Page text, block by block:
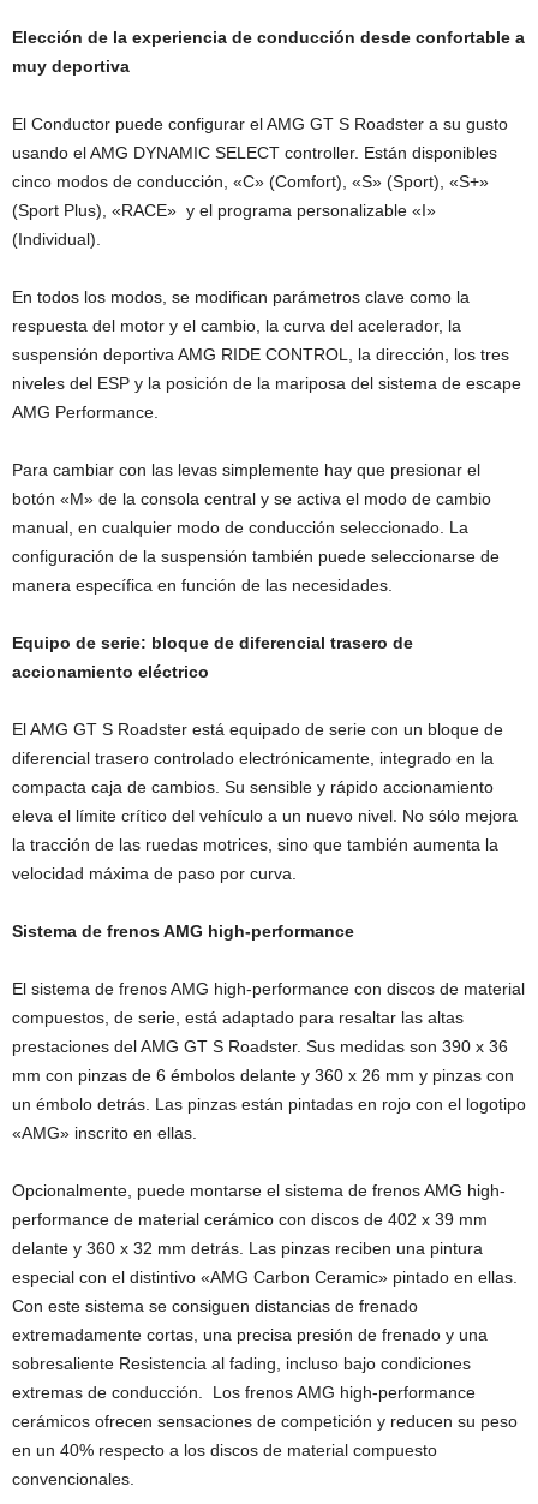
Elección de la experiencia de conducción desde confortable a
muy deportiva
El Conductor puede configurar el AMG GT S Roadster a su gusto
usando el AMG DYNAMIC SELECT controller. Están disponibles
cinco modos de conducción, «C» (Comfort), «S» (Sport), «S+»
(Sport Plus), «RACE» y el programa personalizable «I»
(Individual).
En todos los modos, se modifican parámetros clave como la
respuesta del motor y el cambio, la curva del acelerador, la
suspensión deportiva AMG RIDE CONTROL, la dirección, los tres
niveles del ESP y la posición de la mariposa del sistema de escape
AMG Performance.
Para cambiar con las levas simplemente hay que presionar el
botón «M» de la consola central y se activa el modo de cambio
manual, en cualquier modo de conducción seleccionado. La
configuración de la suspensión también puede seleccionarse de
manera específica en función de las necesidades.
Equipo de serie: bloque de diferencial trasero de
accionamiento eléctrico
El AMG GT S Roadster está equipado de serie con un bloque de
diferencial trasero controlado electrónicamente, integrado en la
compacta caja de cambios. Su sensible y rápido accionamiento
eleva el límite crítico del vehículo a un nuevo nivel. No sólo mejora
la tracción de las ruedas motrices, sino que también aumenta la
velocidad máxima de paso por curva.
Sistema de frenos AMG high-performance
El sistema de frenos AMG high-performance con discos de material
compuestos, de serie, está adaptado para resaltar las altas
prestaciones del AMG GT S Roadster. Sus medidas son 390 x 36
mm con pinzas de 6 émbolos delante y 360 x 26 mm y pinzas con
un émbolo detrás. Las pinzas están pintadas en rojo con el logotipo
«AMG» inscrito en ellas.
Opcionalmente, puede montarse el sistema de frenos AMG high-
performance de material cerámico con discos de 402 x 39 mm
delante y 360 x 32 mm detrás. Las pinzas reciben una pintura
especial con el distintivo «AMG Carbon Ceramic» pintado en ellas.
Con este sistema se consiguen distancias de frenado
extremadamente cortas, una precisa presión de frenado y una
sobresaliente Resistencia al fading, incluso bajo condiciones
extremas de conducción. Los frenos AMG high-performance
cerámicos ofrecen sensaciones de competición y reducen su peso
en un 40% respecto a los discos de material compuesto
convencionales.